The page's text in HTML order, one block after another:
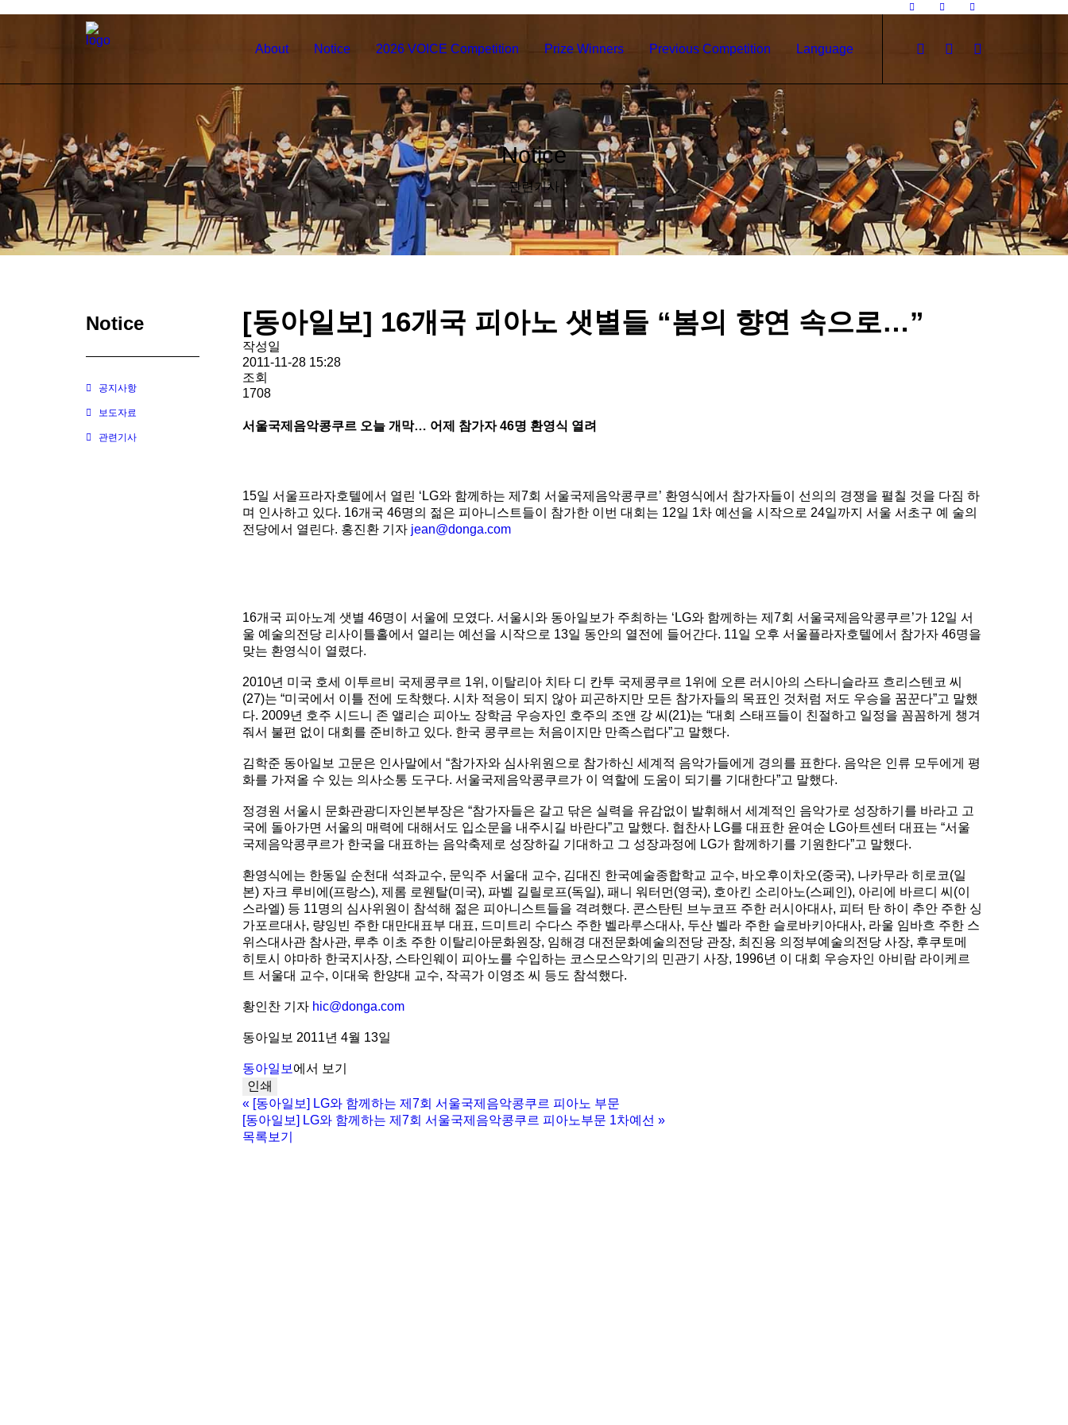
About Notice 2026 VOICE Competition Prize Winners Previous Competition Language
Notice
관련기사
Notice
공지사항
보도자료
관련기사
[동아일보] 16개국 피아노 샛별들 “봄의 향연 속으로…”
작성일
2011-11-28 15:28
조회
1708
서울국제음악콩쿠르 오늘 개막… 어제 참가자 46명 환영식 열려
15일 서울프라자호텔에서 열린 ‘LG와 함께하는 제7회 서울국제음악콩쿠르’ 환영식에서 참가자들이 선의의 경쟁을 펼칠 것을 다짐 하
며 인사하고 있다. 16개국 46명의 젊은 피아니스트들이 참가한 이번 대회는 12일 1차 예선을 시작으로 24일까지 서울 서초구 예 술의
전당에서 열린다. 홍진환 기자 jean@donga.com
16개국 피아노계 샛별 46명이 서울에 모였다. 서울시와 동아일보가 주최하는 ‘LG와 함께하는 제7회 서울국제음악콩쿠르’가 12일 서
울 예술의전당 리사이틀홀에서 열리는 예선을 시작으로 13일 동안의 열전에 들어간다. 11일 오후 서울플라자호텔에서 참가자 46명을
맞는 환영식이 열렸다.
2010년 미국 호세 이투르비 국제콩쿠르 1위, 이탈리아 치타 디 칸투 국제콩쿠르 1위에 오른 러시아의 스타니슬라프 흐리스텐코 씨
(27)는 “미국에서 이틀 전에 도착했다. 시차 적응이 되지 않아 피곤하지만 모든 참가자들의 목표인 것처럼 저도 우승을 꿈꾼다”고 말했
다. 2009년 호주 시드니 존 앨리슨 피아노 장학금 우승자인 호주의 조앤 강 씨(21)는 “대회 스태프들이 친절하고 일정을 꼼꼼하게 챙겨
줘서 불편 없이 대회를 준비하고 있다. 한국 콩쿠르는 처음이지만 만족스럽다”고 말했다.
김학준 동아일보 고문은 인사말에서 “참가자와 심사위원으로 참가하신 세계적 음악가들에게 경의를 표한다. 음악은 인류 모두에게 평
화를 가져올 수 있는 의사소통 도구다. 서울국제음악콩쿠르가 이 역할에 도움이 되기를 기대한다”고 말했다.
정경원 서울시 문화관광디자인본부장은 “참가자들은 갈고 닦은 실력을 유감없이 발휘해서 세계적인 음악가로 성장하기를 바라고 고
국에 돌아가면 서울의 매력에 대해서도 입소문을 내주시길 바란다”고 말했다. 협찬사 LG를 대표한 윤여순 LG아트센터 대표는 “서울
국제음악콩쿠르가 한국을 대표하는 음악축제로 성장하길 기대하고 그 성장과정에 LG가 함께하기를 기원한다”고 말했다.
환영식에는 한동일 순천대 석좌교수, 문익주 서울대 교수, 김대진 한국예술종합학교 교수, 바오후이차오(중국), 나카무라 히로코(일
본) 자크 루비에(프랑스), 제롬 로웬탈(미국), 파벨 길릴로프(독일), 패니 워터먼(영국), 호아킨 소리아노(스페인), 아리에 바르디 씨(이
스라엘) 등 11명의 심사위원이 참석해 젊은 피아니스트들을 격려했다. 콘스탄틴 브누코프 주한 러시아대사, 피터 탄 하이 추안 주한 싱
가포르대사, 량잉빈 주한 대만대표부 대표, 드미트리 수다스 주한 벨라루스대사, 두산 벨라 주한 슬로바키아대사, 라울 임바흐 주한 스
위스대사관 참사관, 루추 이초 주한 이탈리아문화원장, 임해경 대전문화예술의전당 관장, 최진용 의정부예술의전당 사장, 후쿠토메
히토시 야마하 한국지사장, 스타인웨이 피아노를 수입하는 코스모스악기의 민관기 사장, 1996년 이 대회 우승자인 아비람 라이케르
트 서울대 교수, 이대욱 한양대 교수, 작곡가 이영조 씨 등도 참석했다.
황인찬 기자 hic@donga.com
동아일보 2011년 4월 13일
동아일보 에서 보기
인쇄
« [동아일보] LG와 함께하는 제7회 서울국제음악콩쿠르 피아노 부문
[동아일보] LG와 함께하는 제7회 서울국제음악콩쿠르 피아노부문 1차예선 »
목록보기